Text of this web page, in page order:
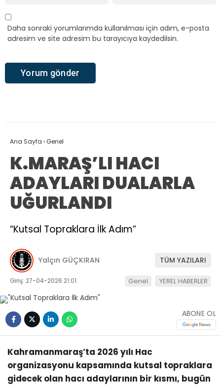
Daha sonraki yorumlarımda kullanılması için adım, e-posta
adresim ve site adresim bu tarayıcıya kaydedilsin.
Ana Sayfa ›Genel
K.MARAŞ’LI HACI
ADAYLARI DUALARLA
UĞURLANDI
“Kutsal Topraklara İlk Adım”
Yalçın GÜÇKIRAN TÜM YAZILARI
Giriş: 27-04-2026 21:01 Genel YEREL HABERLER
ABONE OL
Kahramanmaraş’ta 2026 yılı Hac
organizasyonu kapsamında kutsal topraklara
gidecek olan hacı adaylarının bir kısmı, bugün